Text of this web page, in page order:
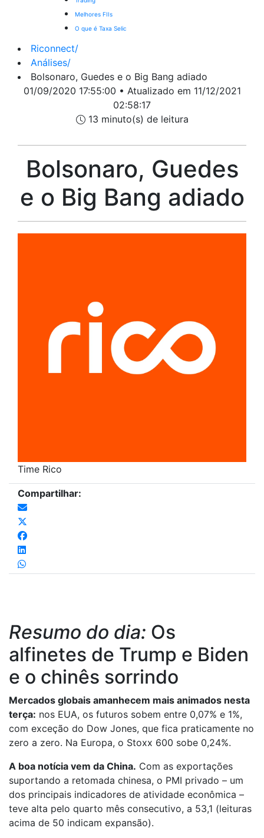
Melhores FIIs
O que é Taxa Selic
Riconnect/
Análises/
Bolsonaro, Guedes e o Big Bang adiado
01/09/2020 17:55:00 • Atualizado em 11/12/2021
02:58:17
13 minuto(s) de leitura
Bolsonaro, Guedes
e o Big Bang adiado
Time Rico
Compartilhar:
Resumo do dia: Os
alfinetes de Trump e Biden
e o chinês sorrindo
Mercados globais amanhecem mais animados nesta
terça: nos EUA, os futuros sobem entre 0,07% e 1%,
com exceção do Dow Jones, que fica praticamente no
zero a zero. Na Europa, o Stoxx 600 sobe 0,24%.
A boa notícia vem da China. Com as exportações
suportando a retomada chinesa, o PMI privado – um
dos principais indicadores de atividade econômica –
teve alta pelo quarto mês consecutivo, a 53,1 (leituras
acima de 50 indicam expansão).